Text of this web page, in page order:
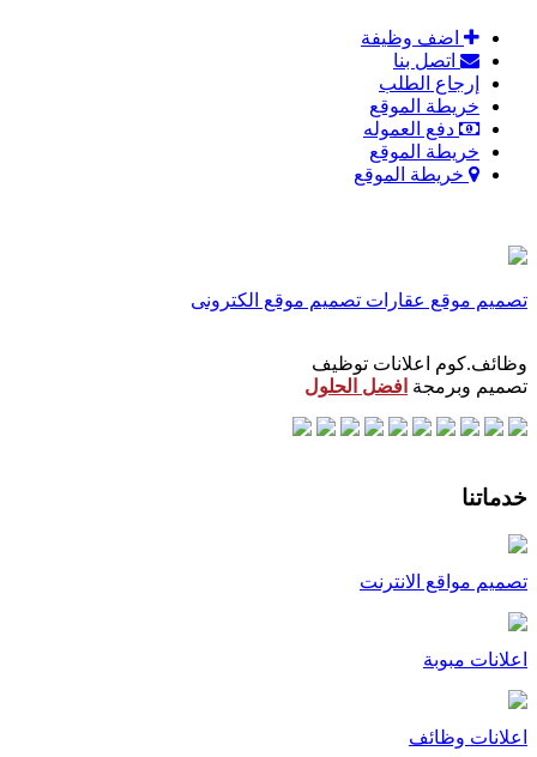
اضف وظيفة
اتصل بنا
إرجاع الطلب
خريطة الموقع
دفع العموله
خريطة الموقع
خريطة الموقع
تصميم موقع عقارات تصميم موقع الكترونى
وظائف.كوم اعلانات توظيف
تصميم وبرمجة افضل الحلول
خدماتنا
تصميم مواقع الانترنت
اعلانات مبوبة
اعلانات وظائف